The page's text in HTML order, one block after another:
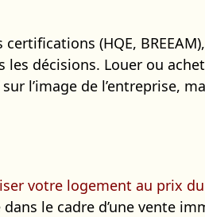
(HQE,
les décisions. Louer ou
l’image de l’entreprise,
votre logement au prix
le cadre d’une vente